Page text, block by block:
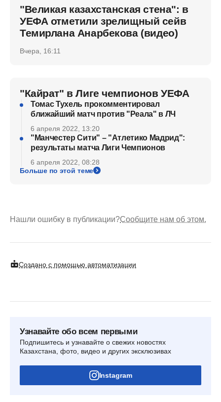
"Великая казахстанская стена": в
УЕФА отметили зрелищный сейв
Темирлана Анарбекова (видео)
Вчера, 16:11
"Кайрат" в Лиге чемпионов УЕФА
Томас Тухель прокомментировал
ближайший матч против "Реала" в ЛЧ
6 апреля 2022, 13:20
"Манчестер Сити" – "Атлетико Мадрид":
результаты матча Лиги Чемпионов
6 апреля 2022, 08:28
Больше по этой теме
Нашли ошибку в публикации?Сообщите нам об этом.
Создано с помощью автоматизации
Узнавайте обо всем первыми
Подпишитесь и узнавайте о свежих новостях
Казахстана, фото, видео и других эксклюзивах
Instagram